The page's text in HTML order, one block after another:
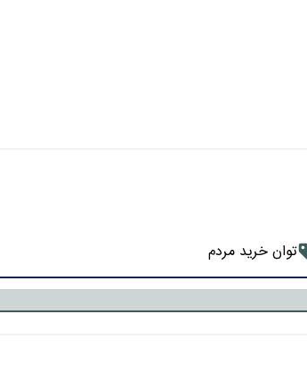
توان خرید مردم